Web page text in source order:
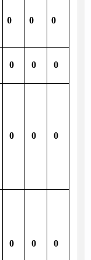
0 0 0
0 0 0
0 0 0
0 0 0